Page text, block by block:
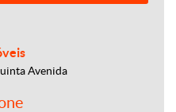
Avenida